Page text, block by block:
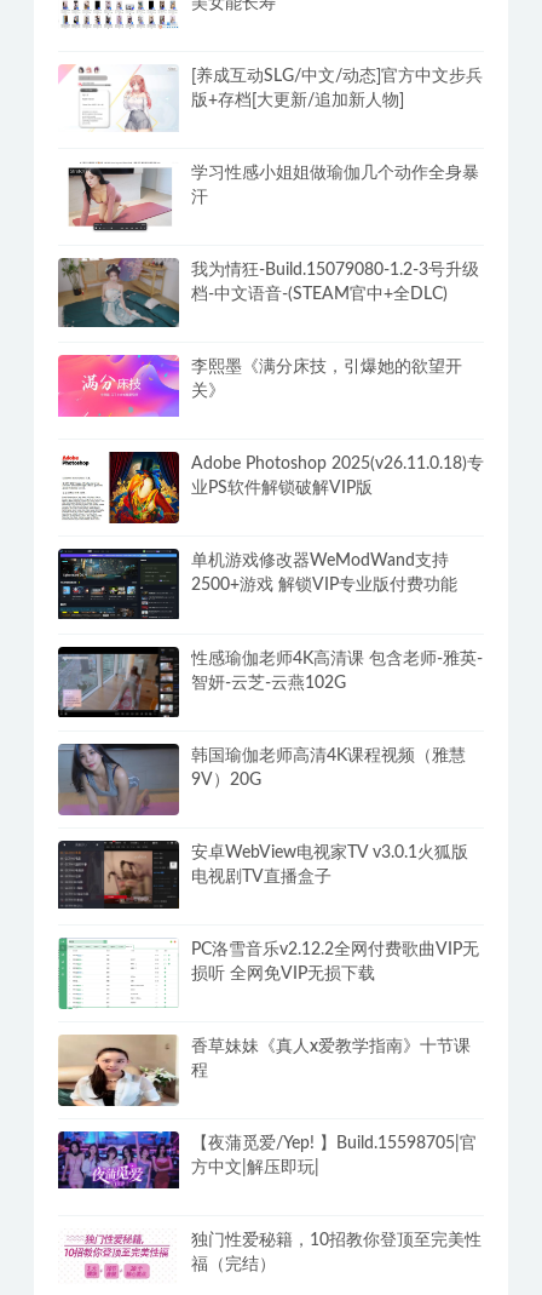
美女能长寿
[养成互动SLG/中文/动态]官方中文步兵
版+存档[大更新/追加新人物]
学习性感小姐姐做瑜伽几个动作全身暴
汗
我为情狂-Build.15079080-1.2-3号升级
档-中文语音-(STEAM官中+全DLC)
李熙墨《满分床技，引爆她的欲望开
关》
Adobe Photoshop 2025(v26.11.0.18)专
业PS软件解锁破解VIP版
单机游戏修改器WeModWand支持
2500+游戏 解锁VIP专业版付费功能
性感瑜伽老师4K高清课 包含老师-雅英-
智妍-云芝-云燕102G
韩国瑜伽老师高清4K课程视频（雅慧
9V）20G
安卓WebView电视家TV v3.0.1火狐版
电视剧TV直播盒子
PC洛雪音乐v2.12.2全网付费歌曲VIP无
损听 全网免VIP无损下载
香草妹妹《真人x爱教学指南》十节课
程
【夜蒲觅爱/Yep! 】Build.15598705|官
方中文|解压即玩|
独门性爱秘籍，10招教你登顶至完美性
福（完结）